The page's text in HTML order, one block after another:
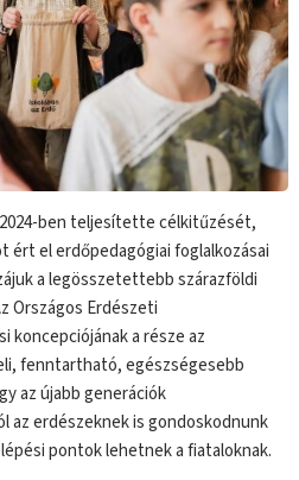
ben teljesítette célkitűzését,
ért el erdőpedagógiai foglalkozásai
a legösszetettebb szárazföldi
Országos Erdészeti
koncepciójának a része az
fenntartható, egészségesebb
az újabb generációk
az erdészeknek is gondoskodnunk
pontok lehetnek a fiataloknak.